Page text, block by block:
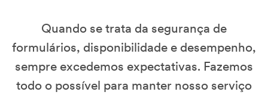
Quando se trata da segurança de
formulários, disponibilidade e desempenho,
sempre excedemos expectativas. Fazemos
todo o possível para manter nosso serviço